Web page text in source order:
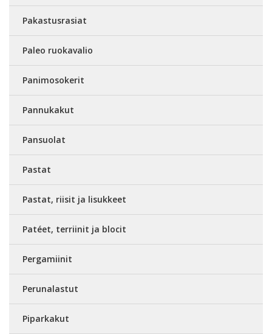
Pakastusrasiat
Paleo ruokavalio
Panimosokerit
Pannukakut
Pansuolat
Pastat
Pastat, riisit ja lisukkeet
Patéet, terriinit ja blocit
Pergamiinit
Perunalastut
Piparkakut